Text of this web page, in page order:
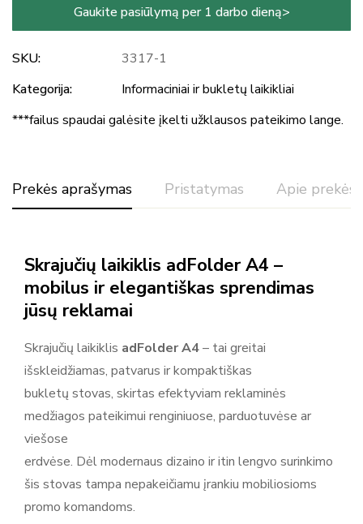
Gaukite pasiūlymą per 1 darbo dieną>
SKU:
3317-1
Kategorija:
Informaciniai ir bukletų laikikliai
***failus spaudai galėsite įkelti užklausos pateikimo lange.
Prekės aprašymas Pristatymas Apie prekės
Skrajučių laikiklis adFolder A4 –
mobilus ir elegantiškas sprendimas
jūsų reklamai
Skrajučių laikiklis adFolder A4– tai greitai
išskleidžiamas, patvarus ir kompaktiškas
bukletų stovas, skirtas efektyviam reklaminės
medžiagos pateikimui renginiuose, parduotuvėse ar
viešose
erdvėse. Dėl modernaus dizaino ir itin lengvo surinkimo
šis stovas tampa nepakeičiamu įrankiu mobiliosioms
promo komandoms.
Daugiau prekių
Adsystem
Adsystem – reklaminiai sprendimai, stendai ir parodų įranga
Adsystem yra reklamos ir parodų sistemų gamintojas,
kuriantis įvairius reklamos sprendimus ir ekspozicinius
įrenginius verslui ir renginiams. Produktų asortimentą sudaro
reklaminės sienelės, roll-up stendai, šviesdėžės (lightbox),
Pagal 0 atsiliepimų
Rašyti atsiliepimą
Nėra atsiliepimų.